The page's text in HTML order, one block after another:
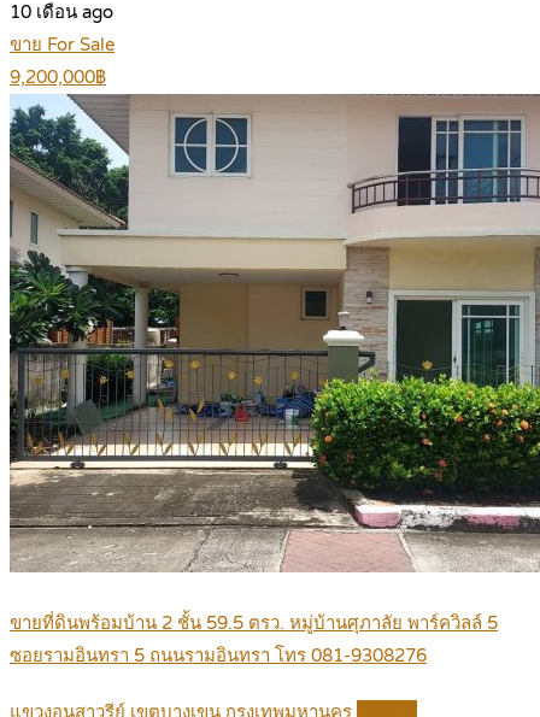
10 เดือน ago
ขาย For Sale
9,200,000฿
ขายที่ดินพร้อมบ้าน 2 ชั้น 59.5 ตรว. หมู่บ้านศุภาลัย พาร์ควิลล์ 5
ซอยรามอินทรา 5 ถนนรามอินทรา โทร 081-9308276
แขวงอนุสาวรีย์ เขตบางเขน กรุงเทพมหานคร